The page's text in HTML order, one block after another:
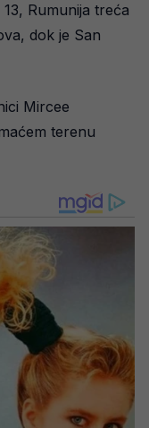
Rumunija treća
dok je San
Mircee
terenu